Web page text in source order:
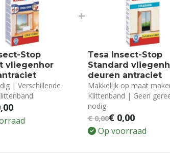
Stop
vliegenhor
| Verschillende
+
Tesa Insect-Stop
Standard
deuren antraciet
Makkelijk op maat
Klittenband | Geen
nodig
€0,00€0,00
Op voorraad